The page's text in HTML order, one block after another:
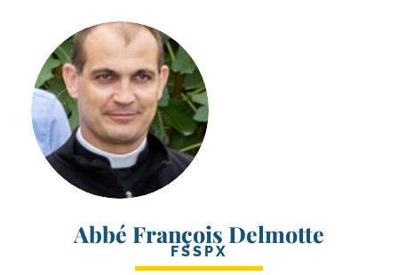
Abbé François Delmotte
FSSPX